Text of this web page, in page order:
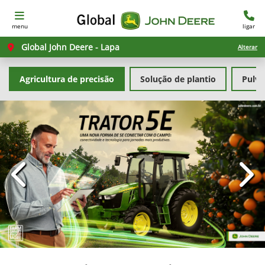
menu ligar
Global John Deere - Lapa Alterar
Solução de plantio
Agricultura de precisão